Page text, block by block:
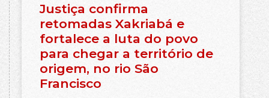
Justiça confirma
retomadas Xakriabá e
fortalece a luta do povo
para chegar a território de
origem, no rio São
Francisco